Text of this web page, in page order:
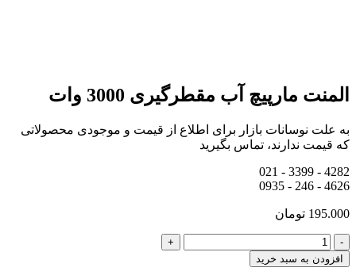
المنت مارپیچ آب مقطرگیری 3000 وات
به علت نوسانات بازار برای اطلاع از قیمت و موجودی محصولاتی
که قیمت ندارند، تماس بگیرید
4282 - 3399 - 021
4626 - 246 - 0935
195.000 تومان
-
+
افزودن به سبد خرید